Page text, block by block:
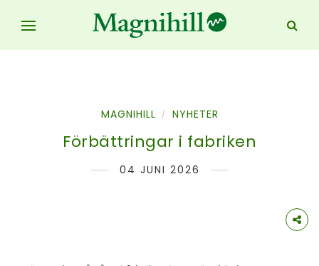
MAGNIHILL / NYHETER
Förbättringar i fabriken
04 JUNI 2026